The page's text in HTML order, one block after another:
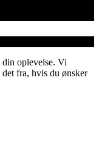
oplevelse. Vi
det fra, hvis du ønsker